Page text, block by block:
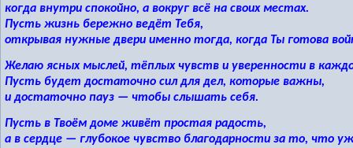
когда внутри спокойно, а вокруг всё на своих местах.
Пусть жизнь бережно ведёт Тебя,
открывая нужные двери именно тогда, когда Ты готова
Желаю ясных мыслей, тёплых чувств и уверенности в
Пусть будет достаточно сил для дел, которые важны,
и достаточно пауз — чтобы слышать себя.
Пусть в Твоём доме живёт простая радость,
а в сердце — глубокое чувство благодарности за то, что